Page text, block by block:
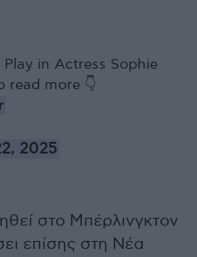
in Actress Sophie
read more 👇
2025
στο Μπέρλινγκτον
επίσης στη Νέα